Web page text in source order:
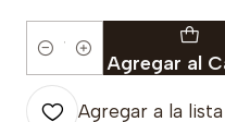
Cantidad Agregar al
Agregar a la